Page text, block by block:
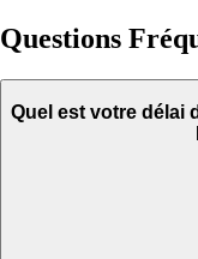
Questions
Quel est votre délai